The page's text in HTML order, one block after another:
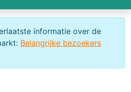
informatie over de
Belangrijke bezoekers